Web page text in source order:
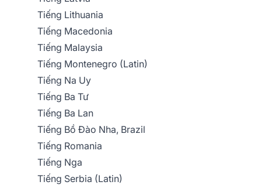
Tiếng Lithuania
Tiếng Macedonia
Tiếng Malaysia
Tiếng Montenegro (Latin)
Tiếng Na Uy
Tiếng Ba Tư
Tiếng Ba Lan
Tiếng Bồ Đào Nha, Brazil
Tiếng Romania
Tiếng Nga
Tiếng Serbia (Latin)